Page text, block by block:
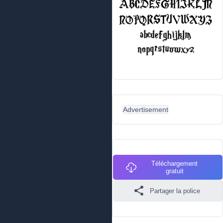
Advertisement
Téléchargement
gratuit
Partager la police